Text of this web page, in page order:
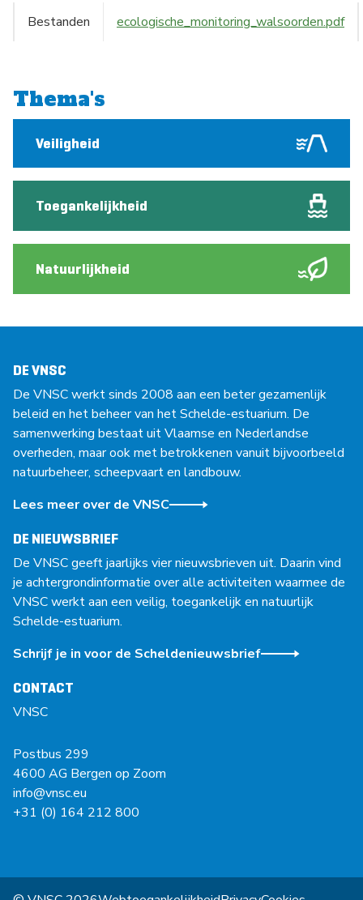
Bestanden ecologische_monitoring_walsoorden.pdf
Thema's
Veiligheid
Toegankelijkheid
Natuurlijkheid
DE VNSC
De VNSC werkt sinds 2008 aan een beter gezamenlijk
beleid en het beheer van het Schelde-estuarium. De
samenwerking bestaat uit Vlaamse en Nederlandse
overheden, maar ook met betrokkenen vanuit bijvoorbeeld
natuurbeheer, scheepvaart en landbouw.
Lees meer over de VNSC
DE NIEUWSBRIEF
De VNSC geeft jaarlijks vier nieuwsbrieven uit. Daarin vind
je achtergrondinformatie over alle activiteiten waarmee de
VNSC werkt aan een veilig, toegankelijk en natuurlijk
Schelde-estuarium.
Schrijf je in voor de Scheldenieuwsbrief
CONTACT
VNSC
Postbus 299
4600 AG Bergen op Zoom
info@vnsc.eu
+31 (0) 164 212 800